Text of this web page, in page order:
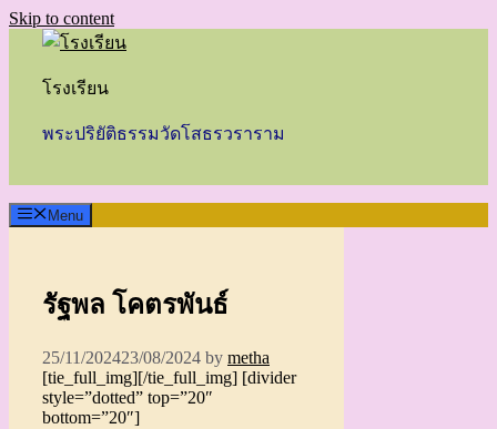
Skip to content
โรงเรียน
พระปริยัติธรรมวัดโสธรวราราม
Menu
รัฐพล โคตรพันธ์
25/11/202423/08/2024 by metha
[tie_full_img][/tie_full_img] [divider
style=”dotted” top=”20″
bottom=”20″]